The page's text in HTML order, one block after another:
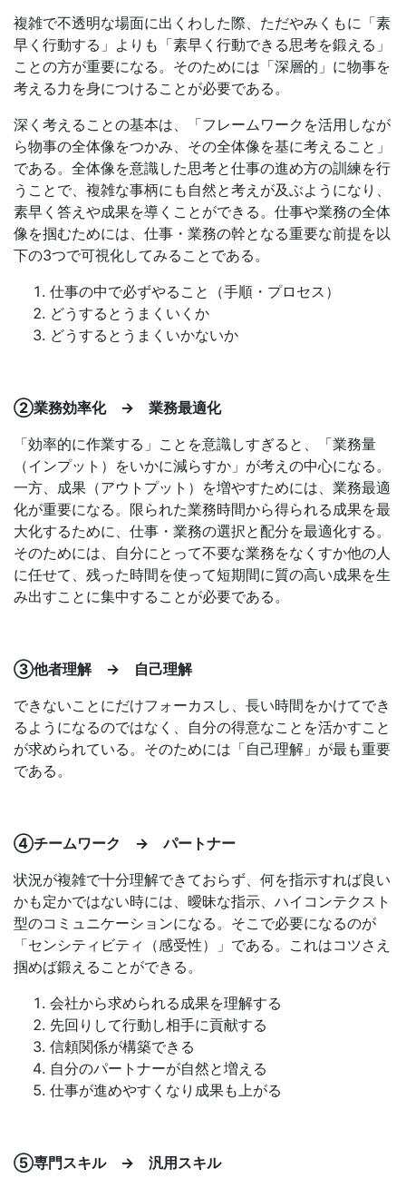
複雑で不透明な場面に出くわした際、ただやみくもに「素
早く行動する」よりも「素早く行動できる思考を鍛える」
ことの方が重要になる。そのためには「深層的」に物事を
考える力を身につけることが必要である。
深く考えることの基本は、「フレームワークを活用しなが
ら物事の全体像をつかみ、その全体像を基に考えること」
である。全体像を意識した思考と仕事の進め方の訓練を行
うことで、複雑な事柄にも自然と考えが及ぶようになり、
素早く答えや成果を導くことができる。仕事や業務の全体
像を掴むためには、仕事・業務の幹となる重要な前提を以
下の3つで可視化してみることである。
仕事の中で必ずやること（手順・プロセス）
どうするとうまくいくか
どうするとうまくいかないか
②業務効率化 → 業務最適化
「効率的に作業する」ことを意識しすぎると、「業務量
（インプット）をいかに減らすか」が考えの中心になる。
一方、成果（アウトプット）を増やすためには、業務最適
化が重要になる。限られた業務時間から得られる成果を最
大化するために、仕事・業務の選択と配分を最適化する。
そのためには、自分にとって不要な業務をなくすか他の人
に任せて、残った時間を使って短期間に質の高い成果を生
み出すことに集中することが必要である。
③他者理解 → 自己理解
できないことにだけフォーカスし、長い時間をかけてでき
るようになるのではなく、自分の得意なことを活かすこと
が求められている。そのためには「自己理解」が最も重要
である。
④チームワーク → パートナー
状況が複雑で十分理解できておらず、何を指示すれば良い
かも定かではない時には、曖昧な指示、ハイコンテクスト
型のコミュニケーションになる。そこで必要になるのが
「センシティビティ（感受性）」である。これはコツさえ
掴めば鍛えることができる。
会社から求められる成果を理解する
先回りして行動し相手に貢献する
信頼関係が構築できる
自分のパートナーが自然と増える
仕事が進めやすくなり成果も上がる
⑤専門スキル → 汎用スキル